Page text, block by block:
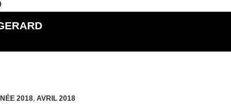
2018, AVRIL 2018